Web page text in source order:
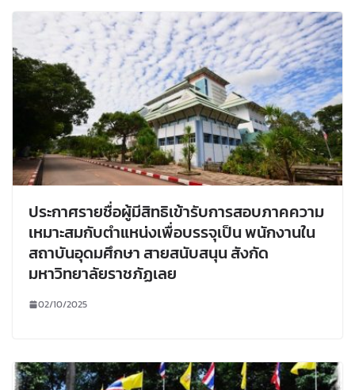
ประกาศรายชื่อผู้มีสิทธิเข้ารับการสอบภาคความ
เหมาะสมกับตำแหน่งเพื่อบรรจุเป็น พนักงานใน
สถาบันอุดมศึกษา สายสนับสนุน สังกัด
มหาวิทยาลัยราชภัฏเลย
02/10/2025